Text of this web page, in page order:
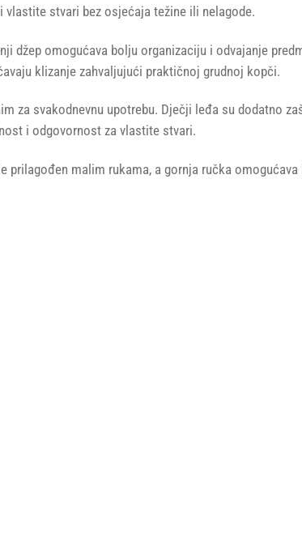
stvari bez osjećaja težine ili nelagode.
džep omogućava bolju organizaciju i odvajanje
klizanje zahvaljujući praktičnoj grudnoj kopči.
za svakodnevnu upotrebu. Dječji leđa su dodatno
i odgovornost za vlastite stvari.
malim rukama, a gornja ručka omogućava